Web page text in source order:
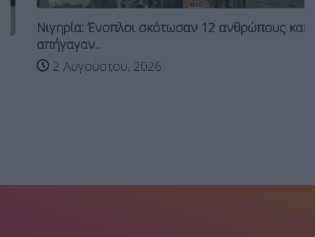
Νιγηρία: Ένοπλοι σκότωσαν 12 ανθρώπους και
απήγαγαν...
2 Αυγούστου, 2026